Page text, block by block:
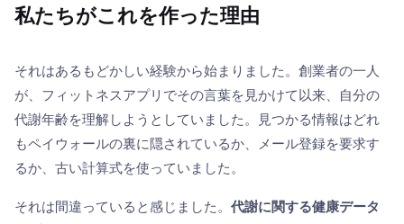
私たちがこれを作った理由
それはあるもどかしい経験から始まりました。創業者の一人
が、フィットネスアプリでその言葉を見かけて以来、自分の
代謝年齢を理解しようとしていました。見つかる情報はどれ
もペイウォールの裏に隠されているか、メール登録を要求す
るか、古い計算式を使っていました。
それは間違っていると感じました。 代謝に関する健康データ